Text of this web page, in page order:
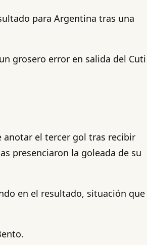
para Argentina tras una
grosero error en salida del Cuti
anotar el tercer gol tras recibir
presenciaron la goleada de su
en el resultado, situación que